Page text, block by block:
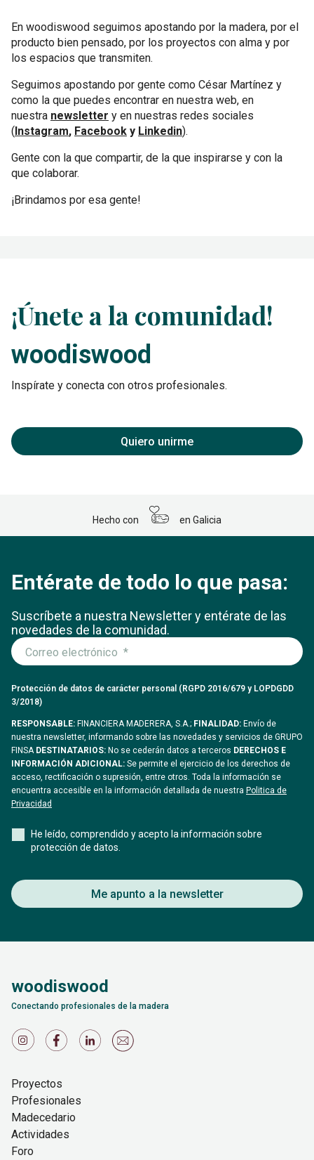
En woodiswood seguimos apostando por la madera, por el
producto bien pensado, por los proyectos con alma y por
los espacios que transmiten.
Seguimos apostando por gente como César Martínez y
como la que puedes encontrar en nuestra web, en
nuestra newsletter y en nuestras redes sociales
(Instagram, Facebook y Linkedin).
Gente con la que compartir, de la que inspirarse y con la
que colaborar.
¡Brindamos por esa gente!
¡Únete a la comunidad!
woodiswood
Inspírate y conecta con otros profesionales.
Quiero unirme
Hecho con en Galicia
Entérate de todo lo que pasa:
Suscríbete a nuestra Newsletter y entérate de las
novedades de la comunidad.
Protección de datos de carácter personal (RGPD 2016/679 y LOPDGDD
3/2018)
RESPONSABLE: FINANCIERA MADERERA, S.A.; FINALIDAD: Envío de
nuestra newsletter, informando sobre las novedades y servicios de GRUPO
FINSADESTINATARIOS: No se cederán datos a terceros DERECHOS E
INFORMACIÓN ADICIONAL: Se permite el ejercicio de los derechos de
acceso, rectificación o supresión, entre otros. Toda la información se
encuentra accesible en la información detallada de nuestra Politica de
Privacidad
He leído, comprendido y acepto la información sobre
protección de datos.
Me apunto a la newsletter
woodiswood
Conectando profesionales de la madera
Proyectos
Profesionales
Madecedario
Actividades
Foro